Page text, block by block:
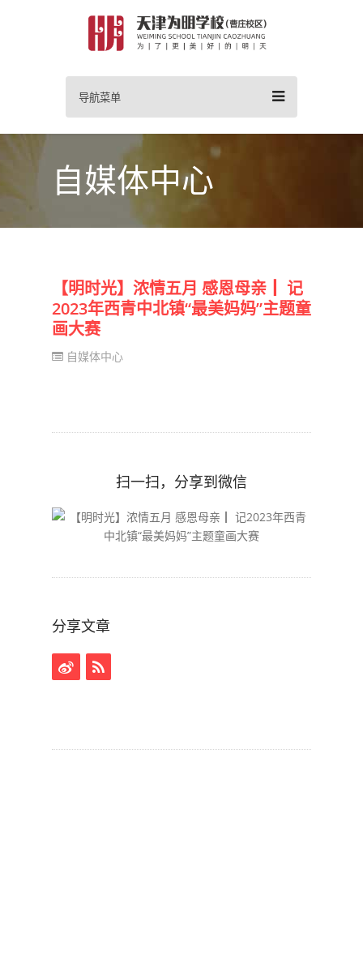
导航菜单
自媒体中心
【明时光】浓情五月 感恩母亲┃ 记
2023年西青中北镇“最美妈妈”主题童
画大赛
自媒体中心
扫一扫，分享到微信
分享文章